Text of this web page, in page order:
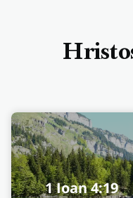
1 Ioan 4:19